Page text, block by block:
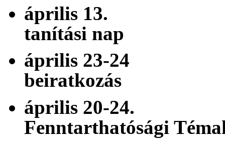
április 13.
tanítási nap
április 23-
beiratkozás
április
Fenntarthatósági